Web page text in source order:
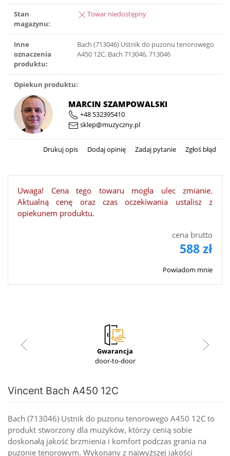
Stan
magazynu:
Towar niedostępny
Inne
oznaczenia
produktu:
Bach (713046) Ustnik do puzonu tenorowego
A450 12C, Bach 713046, 713046
Opiekun produktu:
MARCIN SZAMPOWALSKI
+48 532395410
sklep@muzyczny.pl
Drukuj opis Dodaj opinię Zadaj pytanie Zgłoś błąd
Uwaga! Cena tego towaru mogła ulec zmianie.
Aktualną cenę oraz czas oczekiwania ustalisz z
opiekunem produktu.
cena brutto
588 zł
Powiadom mnie
Gwarancja
door-to-door
Vincent Bach A450 12C
Bach (713046) Ustnik do puzonu tenorowego A450 12C to
produkt stworzony dla muzyków, którzy cenią sobie
doskonałą jakość brzmienia i komfort podczas grania na
puzonie tenorowym. Wykonany z najwyższej jakości